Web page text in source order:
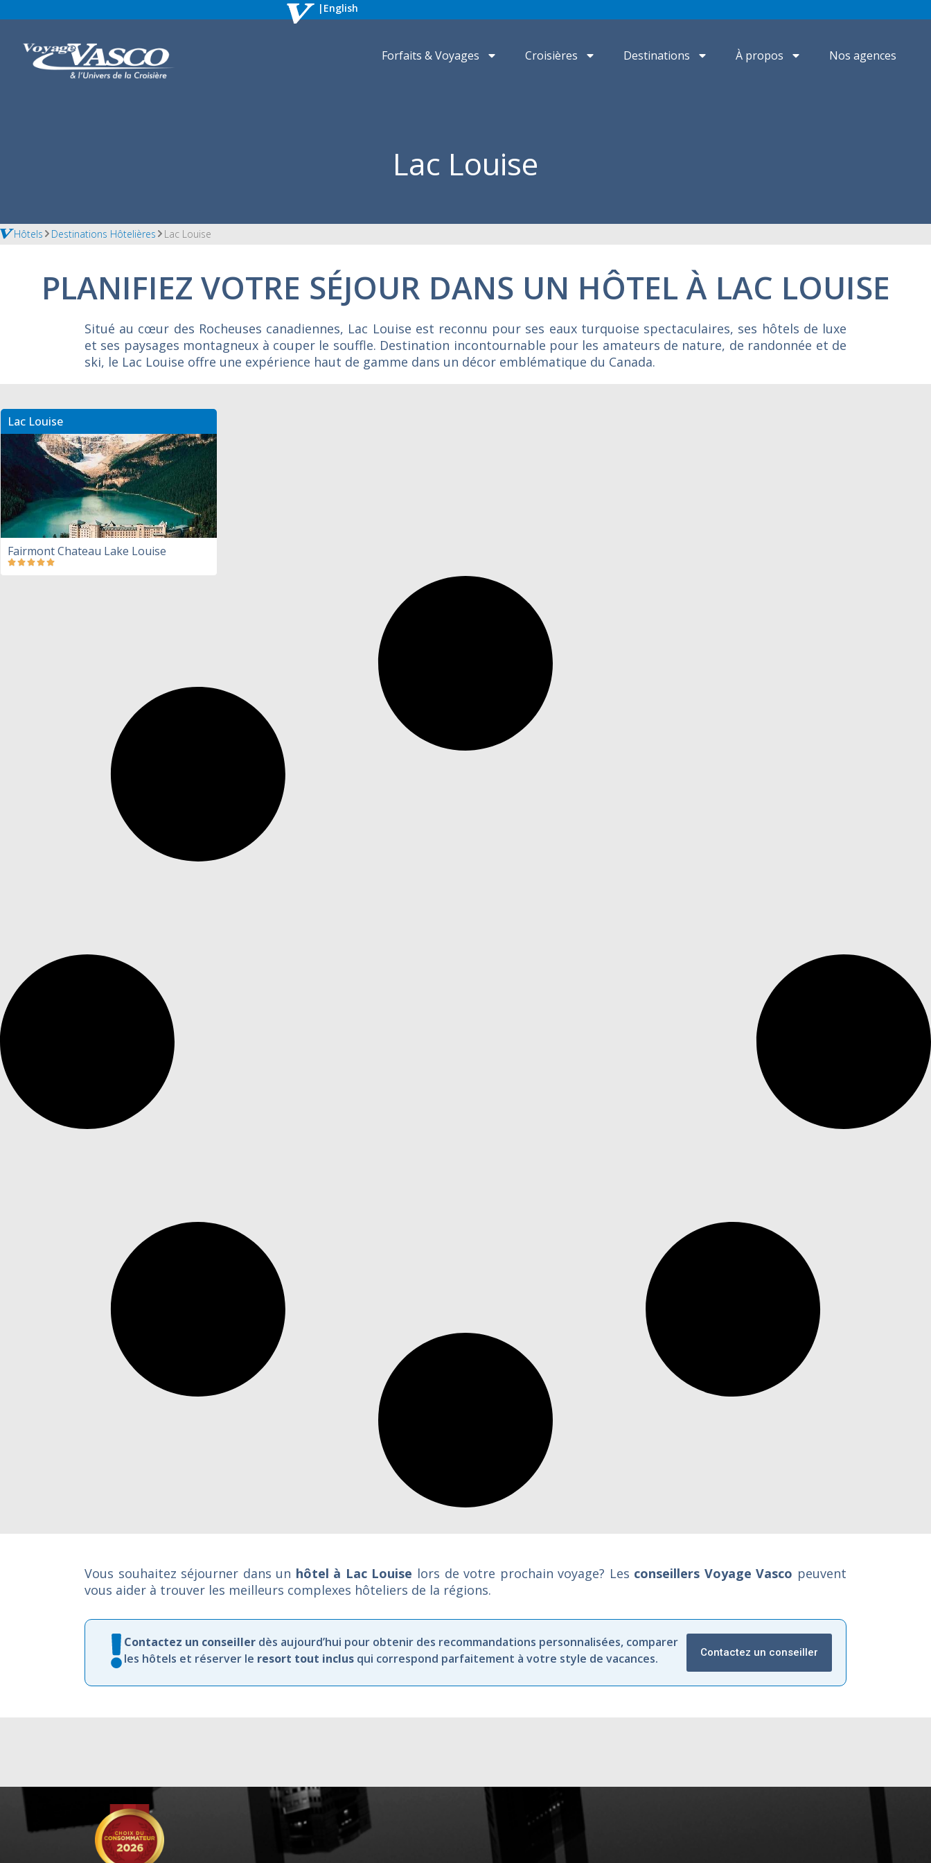
| English
Forfaits & Voyages Croisières Destinations À propos Nos agences
Lac Louise
Hôtels Destinations Hôtelières Lac Louise
PLANIFIEZ VOTRE SÉJOUR DANS UN HÔTEL À LAC LOUISE
Situé au cœur des Rocheuses canadiennes, Lac Louise est reconnu pour ses eaux turquoise spectaculaires, ses hôtels de luxe
et ses paysages montagneux à couper le souffle. Destination incontournable pour les amateurs de nature, de randonnée et de
ski, le Lac Louise offre une expérience haut de gamme dans un décor emblématique du Canada.
Lac Louise
Fairmont Chateau Lake Louise
Vous souhaitez séjourner dans un hôtel à Lac Louise lors de votre prochain voyage? Les conseillers Voyage Vasco peuvent
vous aider à trouver les meilleurs complexes hôteliers de la régions.
Contactez un conseiller dès aujourd’hui pour obtenir des recommandations personnalisées, comparer
les hôtels et réserver le resort tout inclus qui correspond parfaitement à votre style de vacances. Contactez un conseiller